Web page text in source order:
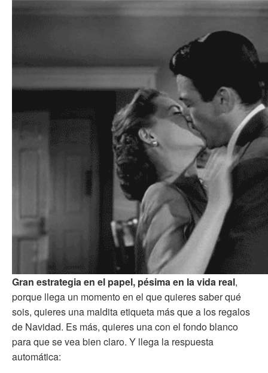
Gran estrategia en el papel, pésima en la vida real,
porque llega un momento en el que quieres saber qué
sois, quieres una maldita etiqueta más que a los regalos
de Navidad. Es más, quieres una con el fondo blanco
para que se vea bien claro. Y llega la respuesta
automática: